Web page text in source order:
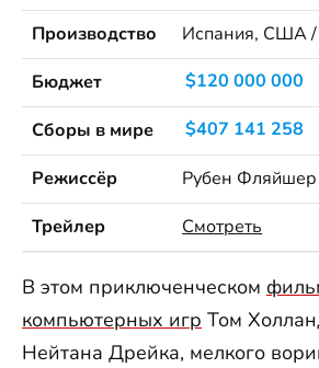
Производство
Испания, США
Бюджет
$120 000 000
Сборы в мире
$407 141 258
Режиссёр
Рубен Фляйшер
Трейлер
Смотреть
В этом приключенческом
компьютерных игр Том
Нейтана Дрейка, мелкого